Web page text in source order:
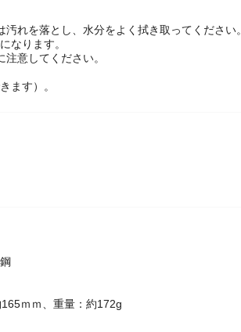
れを落とし、水分をよく拭き取ってください。
なります。
意してください。